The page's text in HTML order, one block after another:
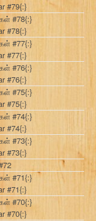
#79{:}
#78{:}
#78{:}
#77{:}
#77{:}
#76{:}
#76{:}
#75{:}
#75{:}
#74{:}
#74{:}
#73{:}
#73{:}
#71{:}
#71{:}
#70{:}
#70{:}